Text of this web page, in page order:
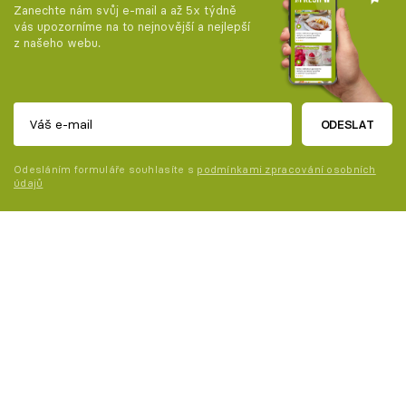
Zanechte nám svůj e-mail a až 5x týdně
vás upozorníme na to nejnovější a nejlepší
z našeho webu.
ODESLAT
Odesláním formuláře souhlasíte s podmínkami zpracování osobních
údajů